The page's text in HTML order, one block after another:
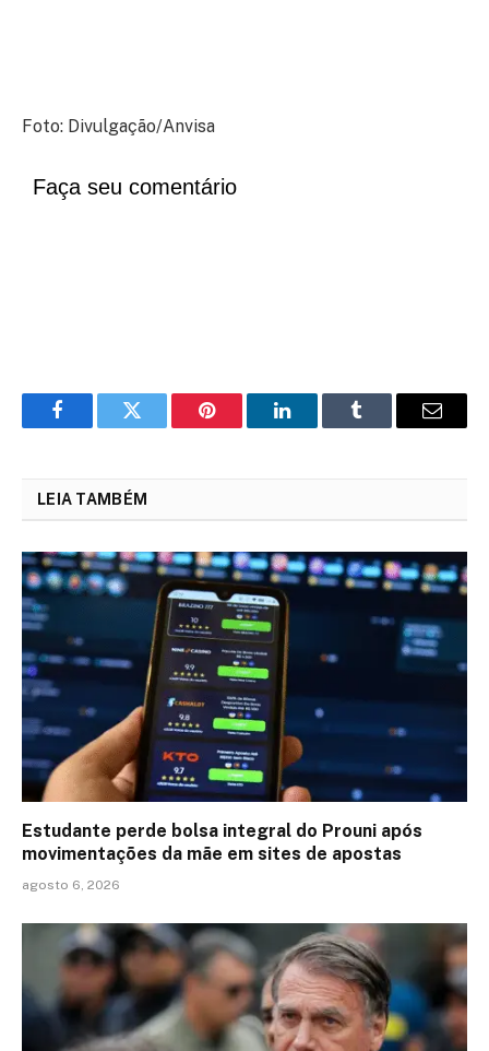
Foto: Divulgação/Anvisa
Faça seu comentário
FacebookTwitter Pinterest LinkedInTumblr Email
LEIA TAMBÉM
Estudante perde bolsa integral do Prouni após
movimentações da mãe em sites de apostas
agosto 6, 2026